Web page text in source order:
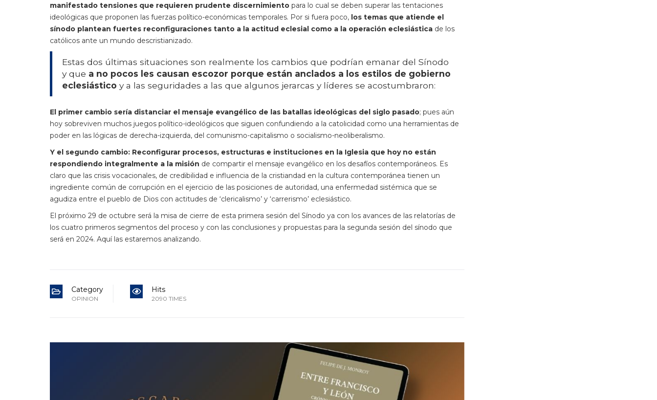
manifestado tensiones que requieren prudente discernimiento para lo cual se deben superar las tentaciones
ideológicas que proponen las fuerzas político-económicas temporales. Por si fuera poco, los temas que atiende el
sínodo plantean fuertes reconfiguraciones tanto a la actitud eclesial como a la operación eclesiástica de los
católicos ante un mundo descristianizado.
Estas dos últimas situaciones son realmente los cambios que podrían emanar del Sínodo
y que a no pocos les causan escozor porque están anclados a los estilos de gobierno
eclesiástico y a las seguridades a las que algunos jerarcas y líderes se acostumbraron:
El primer cambio sería distanciar el mensaje evangélico de las batallas ideológicas del siglo pasado; pues aún
hoy sobreviven muchos juegos político-ideológicos que siguen confundiendo a la catolicidad como una herramientas de
poder en las lógicas de derecha-izquierda, del comunismo-capitalismo o socialismo-neoliberalismo.
Y el segundo cambio: Reconfigurar procesos, estructuras e instituciones en la Iglesia que hoy no están
respondiendo integralmente a la misión de compartir el mensaje evangélico en los desafíos contemporáneos. Es
claro que las crisis vocacionales, de credibilidad e influencia de la cristiandad en la cultura contemporánea tienen un
ingrediente común de corrupción en el ejercicio de las posiciones de autoridad, una enfermedad sistémica que se
agudiza entre el pueblo de Dios con actitudes de ‘clericalismo’ y ‘carrerismo’ eclesiástico.
El próximo 29 de octubre será la misa de cierre de esta primera sesión del Sínodo ya con los avances de las relatorías de
los cuatro primeros segmentos del proceso y con las conclusiones y propuestas para la segunda sesión del sínodo que
será en 2024. Aquí las estaremos analizando.
Category
OPINION
Hits
2090 TIMES